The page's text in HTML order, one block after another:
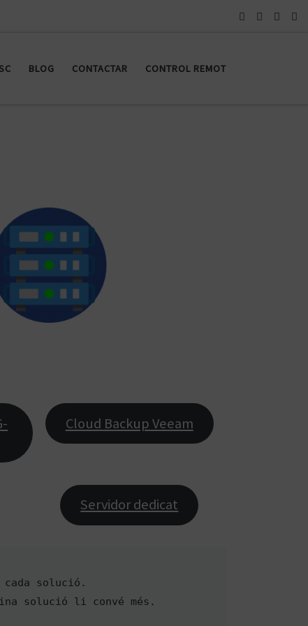
BLOG CONTACTAR CONTROL REMOT
Cloud Backup Veeam
Servidor dedicat
solució.
solució li convé més.